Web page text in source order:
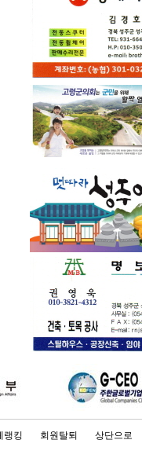
랭킹 회원탈퇴 상단으로